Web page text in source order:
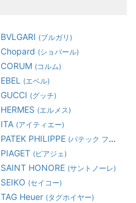
BVLGARI (ブルガリ)
Chopard (ショパール)
CORUM (コルム)
EBEL (エベル)
GUCCI (グッチ)
HERMES (エルメス)
ITA (アイティエー)
PATEK PHILIPPE (パテック フィリップ)
PIAGET (ピアジェ)
SAINT HONORE (サントノーレ)
SEIKO (セイコー)
TAG Heuer (タグホイヤー)